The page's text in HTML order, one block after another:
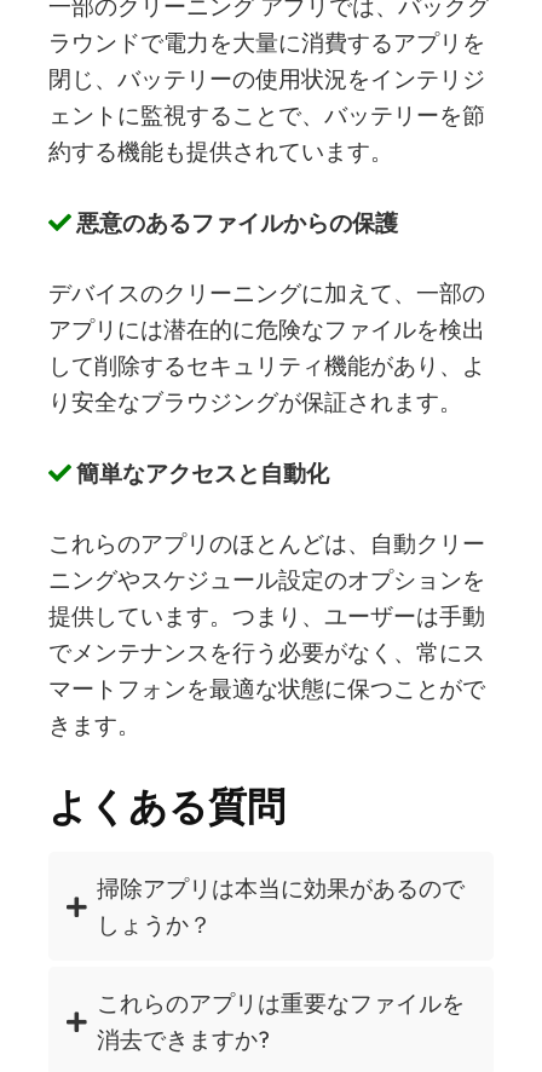
一部のクリーニング アプリでは、バックグ
ラウンドで電力を大量に消費するアプリを
閉じ、バッテリーの使用状況をインテリジ
ェントに監視することで、バッテリーを節
約する機能も提供されています。
悪意のあるファイルからの保護
デバイスのクリーニングに加えて、一部の
アプリには潜在的に危険なファイルを検出
して削除するセキュリティ機能があり、よ
り安全なブラウジングが保証されます。
簡単なアクセスと自動化
これらのアプリのほとんどは、自動クリー
ニングやスケジュール設定のオプションを
提供しています。つまり、ユーザーは手動
でメンテナンスを行う必要がなく、常にス
マートフォンを最適な状態に保つことがで
きます。
よくある質問
掃除アプリは本当に効果があるので
しょうか？
これらのアプリは重要なファイルを
消去できますか?